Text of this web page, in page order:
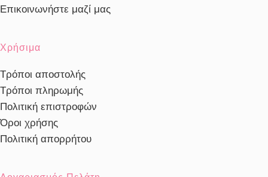
Επικοινωνήστε μαζί μας
Χρήσιμα
Τρόποι αποστολής
Τρόποι πληρωμής
Πολιτική επιστροφών
Όροι χρήσης
Πολιτική απορρήτου